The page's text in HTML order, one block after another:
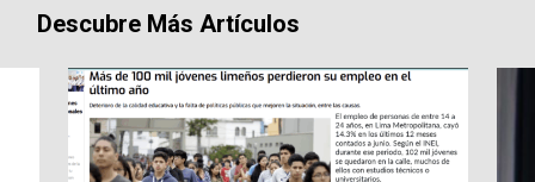
Descubre Más Artículos